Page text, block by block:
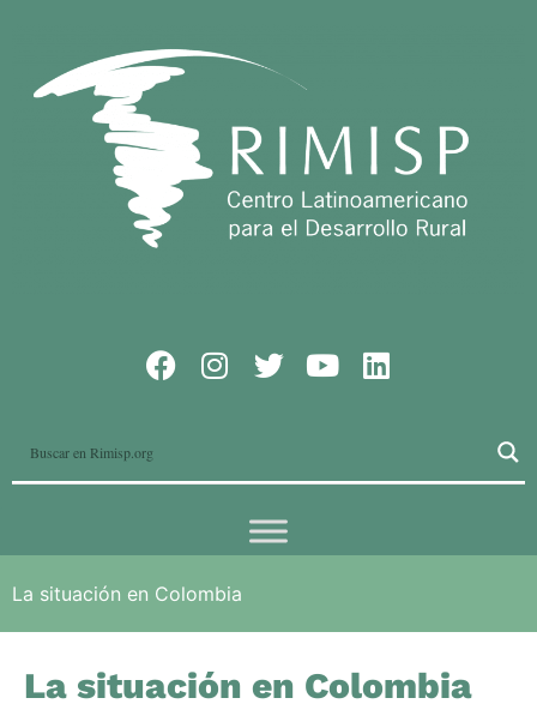
La situación en Colombia
La situación en Colombia